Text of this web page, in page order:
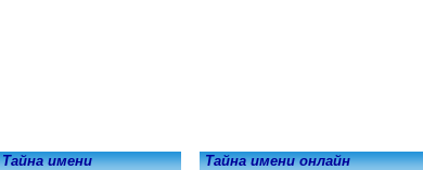
Тайна имени онлайн
Тайна имени